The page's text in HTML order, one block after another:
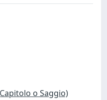
o Saggio)